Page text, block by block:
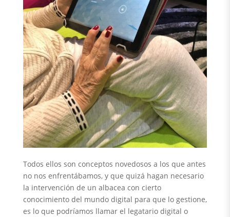
Todos ellos son conceptos novedosos a los que antes
no nos enfrentábamos, y que quizá hagan necesario
la intervención de un albacea con cierto
conocimiento del mundo digital para que lo gestione,
es lo que podríamos llamar el legatario digital o